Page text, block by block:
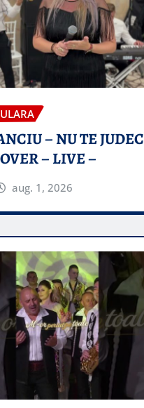
– NU TE JUDEC
– LIVE –
aug. 1, 2026